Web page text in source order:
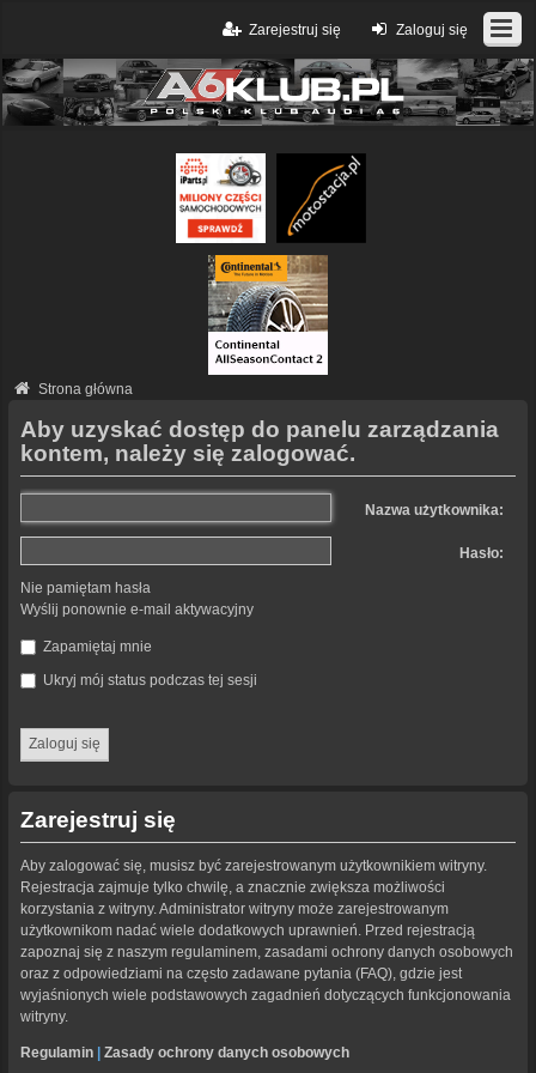
Zaloguj się
Zarejestruj się
Strona główna
Aby uzyskać dostęp do panelu zarządzania
kontem, należy się zalogować.
Nazwa użytkownika:
Hasło:
Nie pamiętam hasła
Wyślij ponownie e-mail aktywacyjny
Zapamiętaj mnie
Ukryj mój status podczas tej sesji
Zarejestruj się
Aby zalogować się, musisz być zarejestrowanym użytkownikiem witryny.
Rejestracja zajmuje tylko chwilę, a znacznie zwiększa możliwości
korzystania z witryny. Administrator witryny może zarejestrowanym
użytkownikom nadać wiele dodatkowych uprawnień. Przed rejestracją
zapoznaj się z naszym regulaminem, zasadami ochrony danych osobowych
oraz z odpowiedziami na często zadawane pytania (FAQ), gdzie jest
wyjaśnionych wiele podstawowych zagadnień dotyczących funkcjonowania
witryny.
Regulamin Zasady ochrony danych osobowych